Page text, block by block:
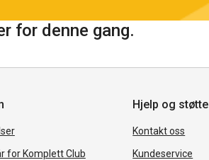
for denne gang.
for Komplett Club
Hjelp og støtte
Kontakt oss
Kundeservice